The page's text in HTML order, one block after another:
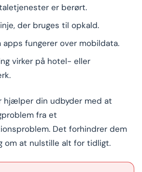
er berørt.
der bruges til opkald.
apps fungerer over mobildata.
virker på hotel- eller
hjælper din udbyder med at
fra et
Det forhindrer dem
om at nulstille alt for tidligt.